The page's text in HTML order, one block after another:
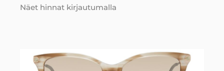
Näet hinnat kirjautumalla